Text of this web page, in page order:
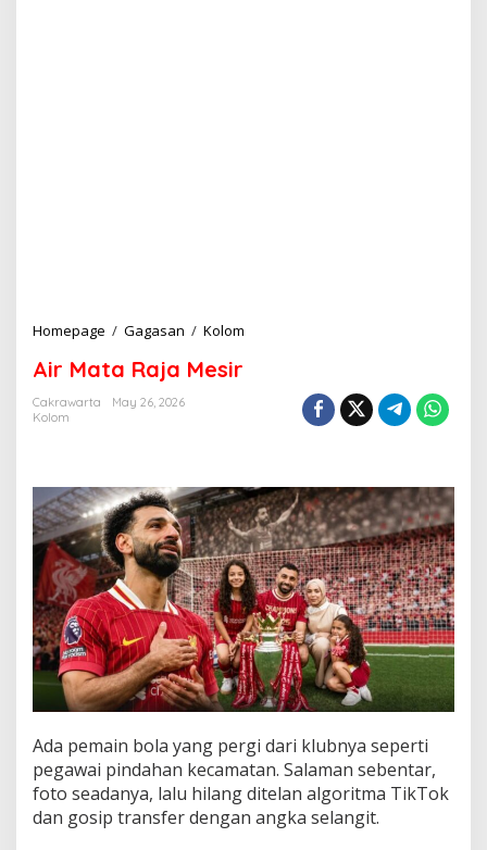
Homepage / Gagasan / Kolom
a
j
a
M
e
s
i
r
Air Mata Raja Mesir
Cakrawarta
May 26, 2026
Kolom
Ada pemain bola yang pergi dari klubnya seperti
pegawai pindahan kecamatan. Salaman sebentar,
foto seadanya, lalu hilang ditelan algoritma TikTok
dan gosip transfer dengan angka selangit.